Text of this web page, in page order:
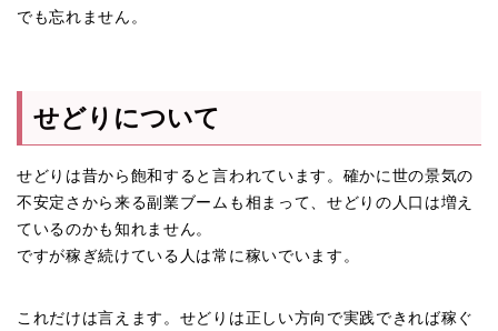
でも忘れません。
せどりについて
せどりは昔から飽和すると言われています。確かに世の景気の
不安定さから来る副業ブームも相まって、せどりの人口は増え
ているのかも知れません。
ですが稼ぎ続けている人は常に稼いでいます。
これだけは言えます。せどりは正しい方向で実践できれば稼ぐ